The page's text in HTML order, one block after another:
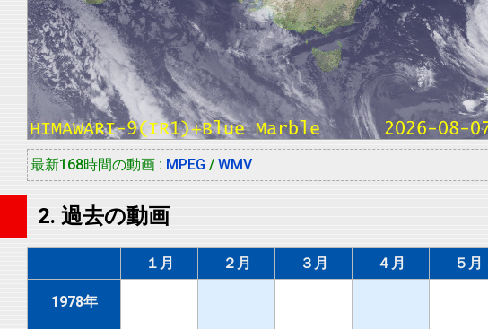
最新168時間の動画 : MPEG / WMV
2. 過去の動画
１月 ２月 ３月 ４月 ５月
1978年